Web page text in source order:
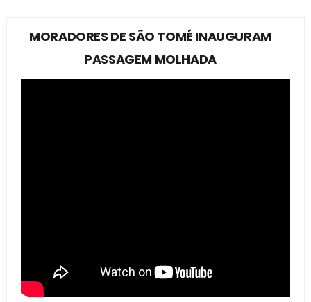
MORADORES DE SÃO TOMÉ INAUGURAM
PASSAGEM MOLHADA